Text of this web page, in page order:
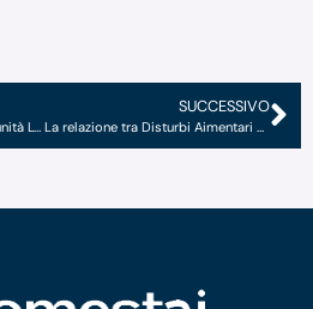
I disturbi alimentari e la comunità LGBTQIA+
SUCCESSIVO
La relazione tra Disturbi Aimentari e Neurodivergenze